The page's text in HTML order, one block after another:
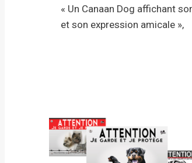
« Un Canaan Dog affichant
et son expression amicale »,